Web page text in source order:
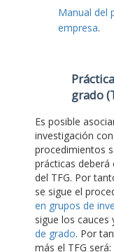
Manual del
empresa.
grado
Es posible
investigación
procedimientos
prácticas
del TFG. Por
se sigue el
en grupos de
sigue los
de grado. Por
más el TFG será: